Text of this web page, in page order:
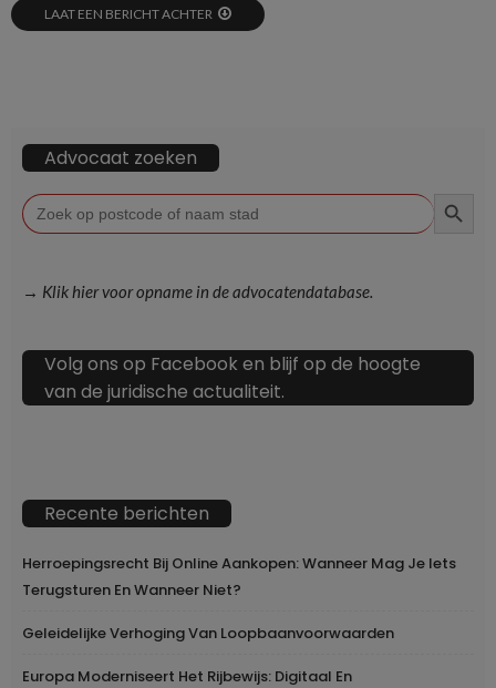
LAAT EEN BERICHT ACHTER
Advocaat zoeken
Zoek
naar:
→ Klik hier voor opname in de advocatendatabase.
Volg ons op Facebook en blijf op de hoogte
van de juridische actualiteit.
Recente berichten
Herroepingsrecht Bij Online Aankopen: Wanneer Mag Je Iets
Terugsturen En Wanneer Niet?
Geleidelijke Verhoging Van Loopbaanvoorwaarden
Europa Moderniseert Het Rijbewijs: Digitaal En